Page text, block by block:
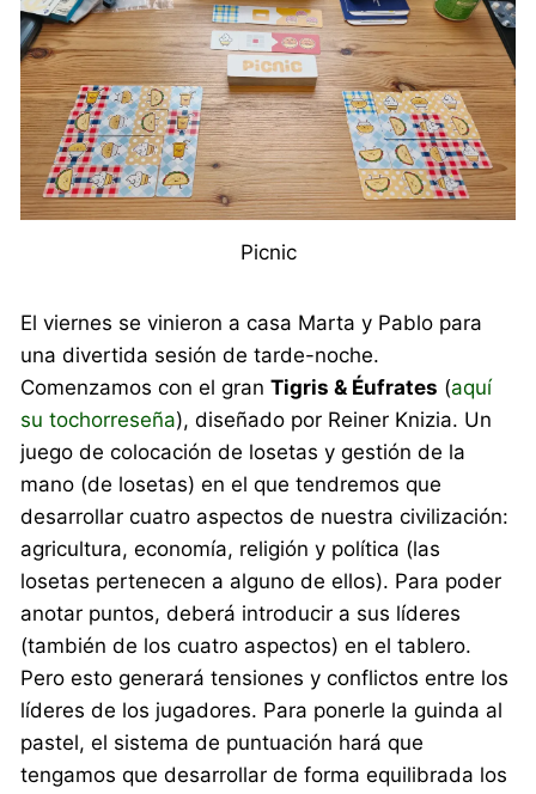
Picnic
El viernes se vinieron a casa Marta y Pablo para
una divertida sesión de tarde-noche.
Comenzamos con el granTigris & Éufrates (aquí
su tochorreseña), diseñado por Reiner Knizia. Un
juego de colocación de losetas y gestión de la
mano (de losetas) en el que tendremos que
desarrollar cuatro aspectos de nuestra civilización:
agricultura, economía, religión y política (las
losetas pertenecen a alguno de ellos). Para poder
anotar puntos, deberá introducir a sus líderes
(también de los cuatro aspectos) en el tablero.
Pero esto generará tensiones y conflictos entre los
líderes de los jugadores. Para ponerle la guinda al
pastel, el sistema de puntuación hará que
tengamos que desarrollar de forma equilibrada los